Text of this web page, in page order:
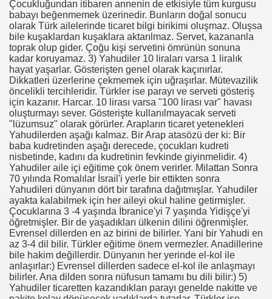
Çocukluğundan itibaren annenin de etkisiyle tüm kurgusu
babayı beğenmemek üzerinedir. Bunların doğal sonucu
olarak Türk ailelerinde ticaret bilgi birikimi oluşmaz. Oluşsa
bile kuşaklardan kuşaklara aktarılmaz. Servet, kazananla
toprak olup gider. Çoğu kişi servetini ömrünün sonuna
kadar koruyamaz. 3) Yahudiler 10 liraları varsa 1 liralık
hayat yaşarlar. Gösterişten genel olarak kaçınırlar.
Dikkatleri üzerlerine çekmemek için uğraşırlar. Mütevazilik
öncelikli tercihleridir. Türkler ise parayı ve serveti gösteriş
için kazanır. Harcar. 10 lirası varsa "100 lirası var" havası
oluşturmayı sever. Gösterişte kullanılmayacak serveti
"lüzumsuz" olarak görürler. Arapların ticaret yetenekleri
Yahudilerden aşağı kalmaz. Bir Arap atasözü der ki: Bir
baba kudretinden aşağı derecede, çocukları kudreti
nisbetinde, kadını da kudretinin fevkinde giyinmelidir. 4)
Yahudiler aile içi eğitime çok önem verirler. Milattan Sonra
70 yılında Romalılar İsrail'i yerle bir ettikten sonra
Yahudileri dünyanın dört bir tarafına dağıtmışlar. Yahudiler
ayakta kalabilmek için her aileyi okul haline getirmişler.
Çocuklarına 3 -4 yaşında İbranice'yi 7 yaşında Yidişçe'yi
öğretmişler. Bir de yaşadıkları ülkenin dilini öğrenmişler.
Evrensel dillerden en az birini de bilirler. Yani bir Yahudi en
az 3-4 dil bilir. Türkler eğitime önem vermezler. Anadillerine
bile hakim değillerdir. Dünyanın her yerinde el-kol ile
anlaşırlar:) Evrensel dillerden sadece el-kol ile anlaşmayı
bilirler. Ana dilden sonra nüfusun tamamı bu dili bilir:) 5)
Yahudiler ticaretten kazandıkları parayı genelde nakitte ve
NJ.Canlı Yayın